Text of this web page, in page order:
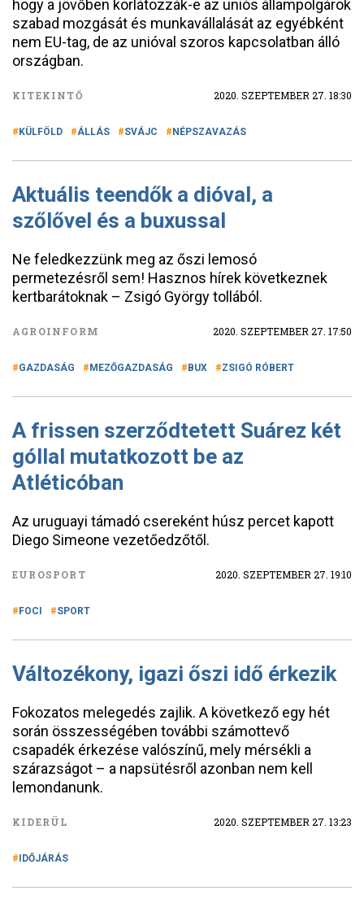
hogy a jövőben korlátozzák-e az uniós állampolgárok
szabad mozgását és munkavállalását az egyébként
nem EU-tag, de az unióval szoros kapcsolatban álló
országban.
KITEKINTŐ 2020. SZEPTEMBER 27. 18:30
KÜLFÖLD ÁLLÁS SVÁJC NÉPSZAVAZÁS
Aktuális teendők a dióval, a
szőlővel és a buxussal
Ne feledkezzünk meg az őszi lemosó
permetezésről sem! Hasznos hírek következnek
kertbarátoknak – Zsigó György tollából.
AGROINFORM 2020. SZEPTEMBER 27. 17:50
GAZDASÁG MEZŐGAZDASÁG BUX ZSIGÓ RÓBERT
A frissen szerződtetett Suárez két
góllal mutatkozott be az
Atléticóban
Az uruguayi támadó csereként húsz percet kapott
Diego Simeone vezetőedzőtől.
EUROSPORT 2020. SZEPTEMBER 27. 19:10
FOCI SPORT
Változékony, igazi őszi idő érkezik
Fokozatos melegedés zajlik. A következő egy hét
során összességében további számottevő
csapadék érkezése valószínű, mely mérsékli a
szárazságot – a napsütésről azonban nem kell
lemondanunk.
KIDERÜL 2020. SZEPTEMBER 27. 13:23
IDŐJÁRÁS